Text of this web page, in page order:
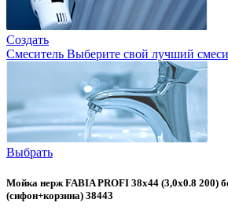
Создать
Смеситель Выберите свой лучший
Выбрать
Мойка нерж FABIA PROFI 38х44 (3,0х0.8 200)
(сифон+корзина) 38443